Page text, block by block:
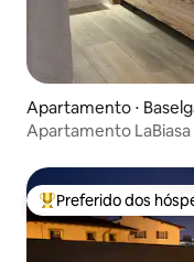
Apartamento ⋅
Apartamento LaBiasa
Entre os melhores
Preferido dos